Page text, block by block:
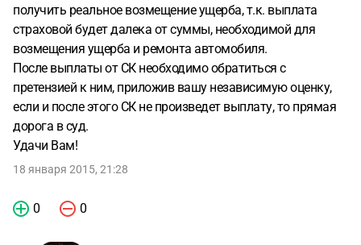
получить реальное возмещение ущерба, т.к. выплата
страховой будет далека от суммы, необходимой для
возмещения ущерба и ремонта автомобиля.
После выплаты от СК необходимо обратиться с
претензией к ним, приложив вашу независимую оценку,
если и после этого СК не произведет выплату, то прямая
дорога в суд.
Удачи Вам!
18 января 2015, 21:28
0 0